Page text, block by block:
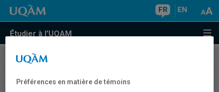
FR EN
Étudier à l'UQAM
COURS//
financières en OSBL
Préférences en matière de témoins